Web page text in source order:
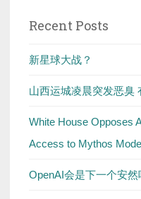
Recent Posts
新星球大战？
山西运城凌晨突发恶臭
White House Opposes
Access to Mythos
OpenAI会是下一个安然